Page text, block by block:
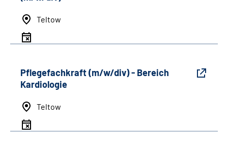
Teltow
Pflegefachkraft (m/w/div) - Bereich
Kardiologie
Teltow